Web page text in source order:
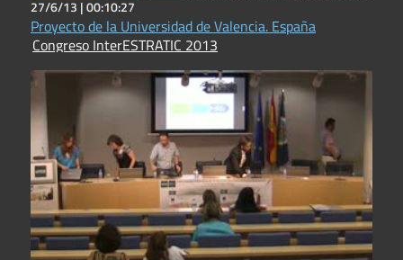
27/6/13 |00:10:27
Proyecto de la Universidad de Valencia. España
Congreso InterESTRATIC 2013